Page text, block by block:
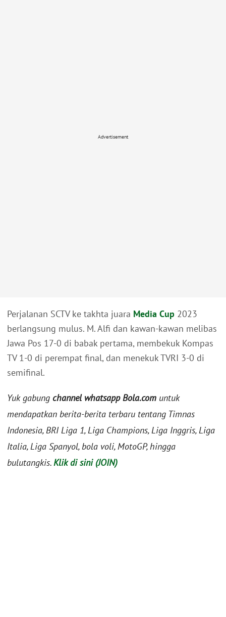
Advertisement
Perjalanan SCTV ke takhta juara Media Cup 2023
berlangsung mulus. M. Alfi dan kawan-kawan melibas
Jawa Pos 17-0 di babak pertama, membekuk Kompas
TV 1-0 di perempat final, dan menekuk TVRI 3-0 di
semifinal.
Yuk gabung channel whatsapp Bola.com untuk
mendapatkan berita-berita terbaru tentang Timnas
Indonesia, BRI Liga 1, Liga Champions, Liga Inggris, Liga
Italia, Liga Spanyol, bola voli, MotoGP, hingga
bulutangkis.Klik di sini (JOIN)